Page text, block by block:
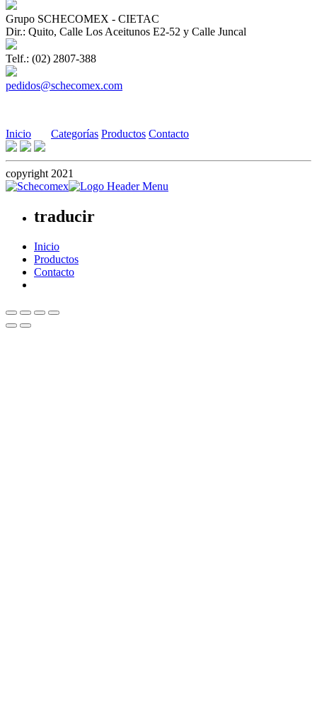
Grupo SCHECOMEX - CIETAC
Dir.: Quito, Calle Los Aceitunos E2-52 y Calle Juncal
Telf.: (02) 2807-388
pedidos@schecomex.com
Inicio Categorías Productos Contacto
copyright 2021
traducir
Inicio
Productos
Contacto